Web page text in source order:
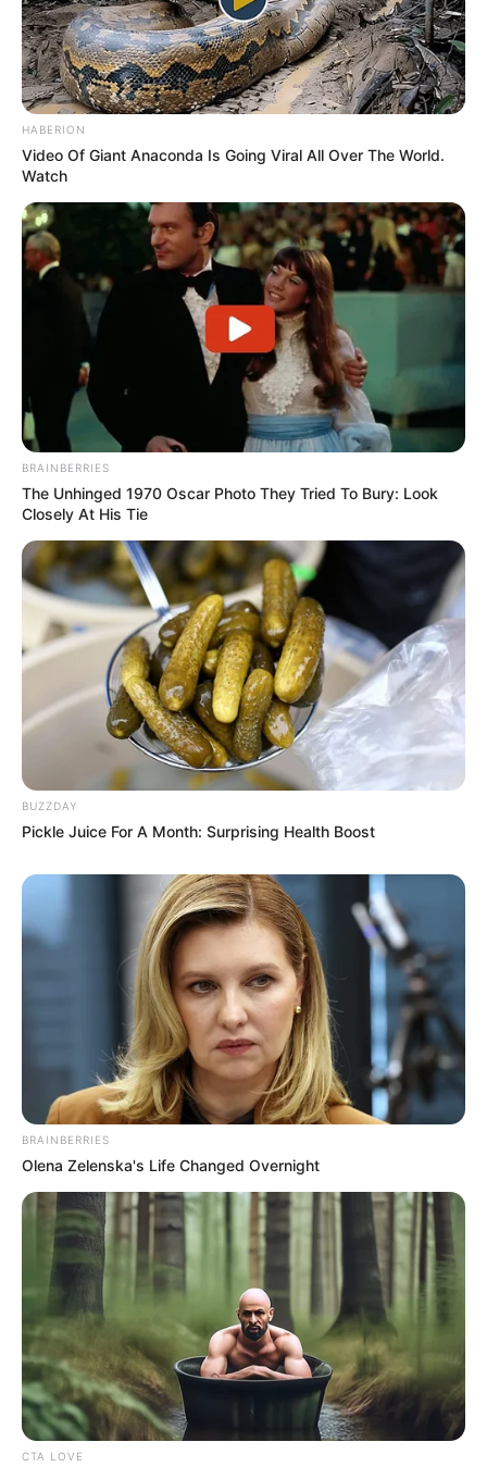
HABERION
Video Of Giant Anaconda Is Going Viral All Over The World.
Watch
BRAINBERRIES
The Unhinged 1970 Oscar Photo They Tried To Bury: Look
Closely At His Tie
BUZZDAY
Pickle Juice For A Month: Surprising Health Boost
BRAINBERRIES
Olena Zelenska's Life Changed Overnight
CTA LOVE